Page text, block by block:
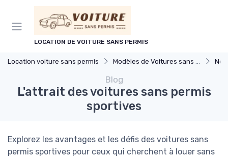
LOCATION DE VOITURE SANS PERMIS
Location voiture sans permis Modèles de Voitures sans Permis
Blog
L'attrait des voitures sans permis
sportives
Explorez les avantages et les défis des voitures sans
permis sportives pour ceux qui cherchent à louer sans